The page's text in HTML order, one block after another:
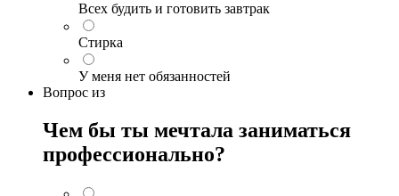
Всех будить и готовить завтрак
Стирка
У меня нет обязанностей
Вопрос из
Чем бы ты мечтала заниматься
профессионально?